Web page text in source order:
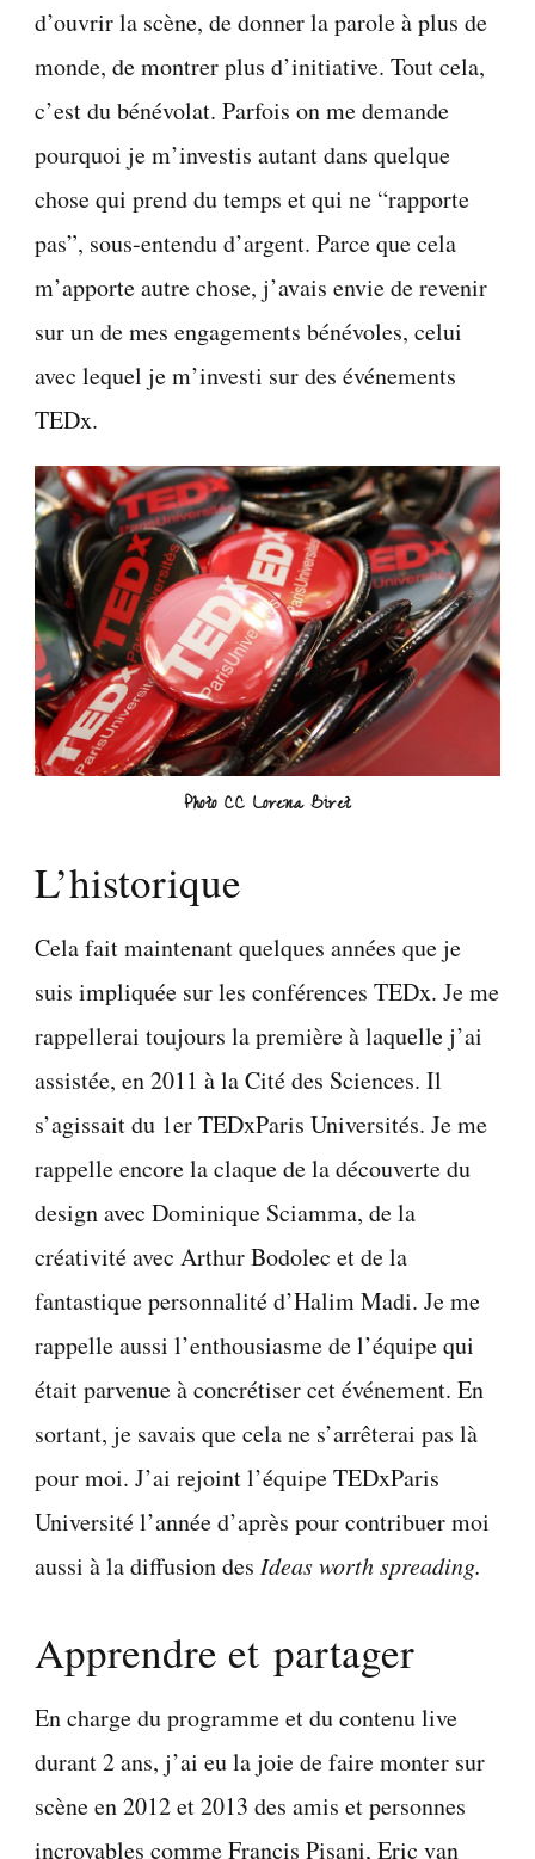
d’ouvrir la scène, de donner la parole à plus de
monde, de montrer plus d’initiative. Tout cela,
c’est du bénévolat. Parfois on me demande
pourquoi je m’investis autant dans quelque
chose qui prend du temps et qui ne “rapporte
pas”, sous-entendu d’argent. Parce que cela
m’apporte autre chose, j’avais envie de revenir
sur un de mes engagements bénévoles, celui
avec lequel je m’investi sur des événements
TEDx.
Photo CC Lorena Biret
L’historique
Cela fait maintenant quelques années que je
suis impliquée sur les conférences TEDx. Je me
rappellerai toujours la première à laquelle j’ai
assistée, en 2011 à la Cité des Sciences. Il
s’agissait du 1er TEDxParis Universités. Je me
rappelle encore la claque de la découverte du
design avec Dominique Sciamma, de la
créativité avec Arthur Bodolec et de la
fantastique personnalité d’Halim Madi. Je me
rappelle aussi l’enthousiasme de l’équipe qui
était parvenue à concrétiser cet événement. En
sortant, je savais que cela ne s’arrêterai pas là
pour moi. J’ai rejoint l’équipe TEDxParis
Université l’année d’après pour contribuer moi
aussi à la diffusion des Ideas worth spreading.
Apprendre et partager
En charge du programme et du contenu live
durant 2 ans, j’ai eu la joie de faire monter sur
scène en 2012 et 2013 des amis et personnes
incroyables comme Francis Pisani, Eric van